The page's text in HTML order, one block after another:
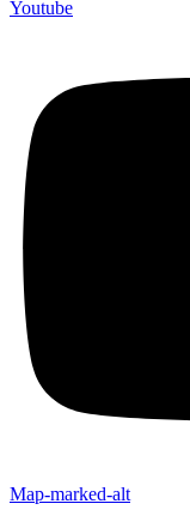
Youtube
Map-marked-alt